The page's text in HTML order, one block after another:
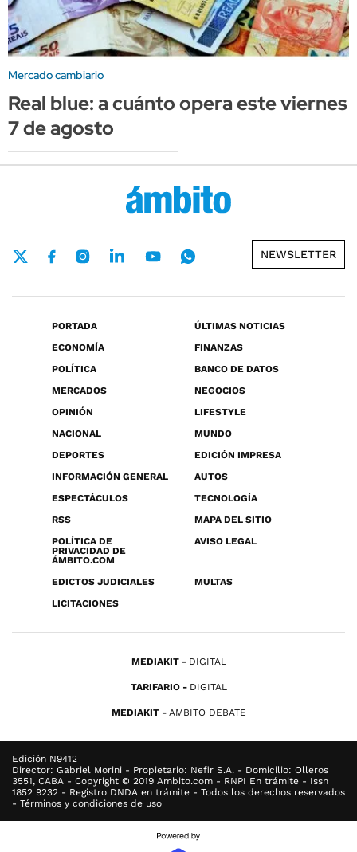
Mercado cambiario
Real blue: a cuánto opera este viernes
7 de agosto
NEWSLETTER
PORTADA
ÚLTIMAS NOTICIAS
ECONOMÍA
FINANZAS
POLÍTICA
BANCO DE DATOS
MERCADOS
NEGOCIOS
OPINIÓN
LIFESTYLE
NACIONAL
MUNDO
DEPORTES
EDICIÓN IMPRESA
INFORMACIÓN GENERAL
AUTOS
ESPECTÁCULOS
TECNOLOGÍA
RSS
MAPA DEL SITIO
POLÍTICA DE
PRIVACIDAD DE
ÁMBITO.COM
AVISO LEGAL
EDICTOS JUDICIALES
MULTAS
LICITACIONES
MEDIAKIT DIGITAL
TARIFARIO DIGITAL
MEDIAKIT AMBITO DEBATE
Edición N9412
Director: Gabriel Morini - Propietario: Nefir S.A. - Domicilio: Olleros
3551, CABA - Copyright © 2019 Ambito.com - RNPI En trámite - Issn
1852 9232 - Registro DNDA en trámite - Todos los derechos reservados
- Términos y condiciones de uso